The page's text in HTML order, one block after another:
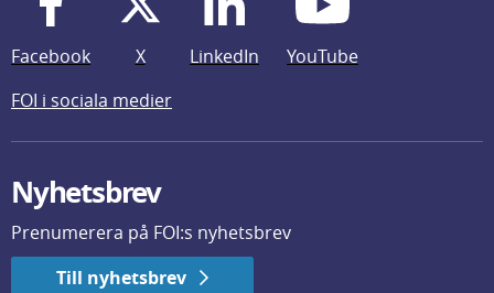
Facebook X LinkedIn
YouTube
FOI i sociala medier
Nyhetsbrev
Prenumerera på FOI:s nyhetsbrev
Till nyhetsbrev